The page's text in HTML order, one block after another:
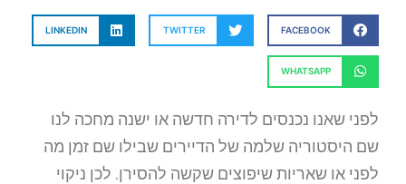
FACEBOOK
TWITTER
LINKEDIN
WHATSAPP
לפני שאנו נכנסים לדירה חדשה או ישנה מחכה לנו
שם היסטוריה שלמה של הדיירים שבילו שם זמן מה
לפני או שאריות שיפוצים שקשה להסירן. לכן ניקוי